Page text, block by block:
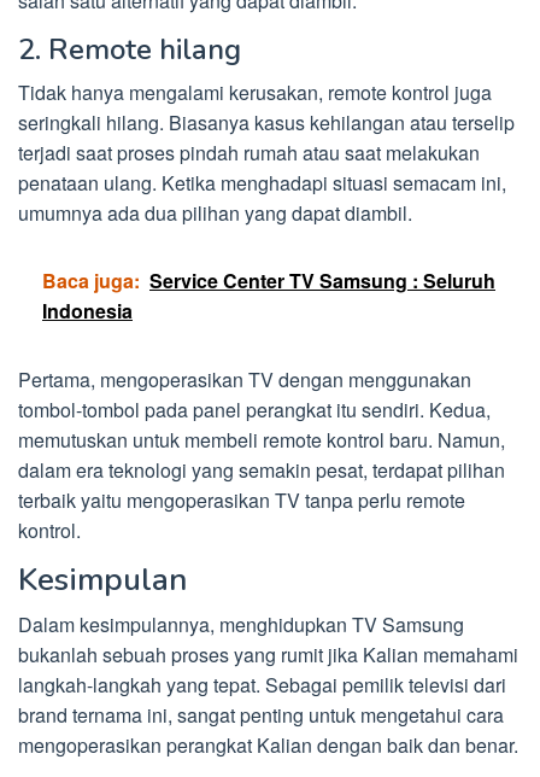
2. Remote hilang
Tidak hanya mengalami kerusakan, remote kontrol juga
seringkali hilang. Biasanya kasus kehilangan atau terselip
terjadi saat proses pindah rumah atau saat melakukan
penataan ulang. Ketika menghadapi situasi semacam ini,
umumnya ada dua pilihan yang dapat diambil.
Baca juga: Service Center TV Samsung : Seluruh
Indonesia
Pertama, mengoperasikan TV dengan menggunakan
tombol-tombol pada panel perangkat itu sendiri. Kedua,
memutuskan untuk membeli remote kontrol baru. Namun,
dalam era teknologi yang semakin pesat, terdapat pilihan
terbaik yaitu mengoperasikan TV tanpa perlu remote
kontrol.
Kesimpulan
Dalam kesimpulannya, menghidupkan TV Samsung
bukanlah sebuah proses yang rumit jika Kalian memahami
langkah-langkah yang tepat. Sebagai pemilik televisi dari
brand ternama ini, sangat penting untuk mengetahui cara
mengoperasikan perangkat Kalian dengan baik dan benar.